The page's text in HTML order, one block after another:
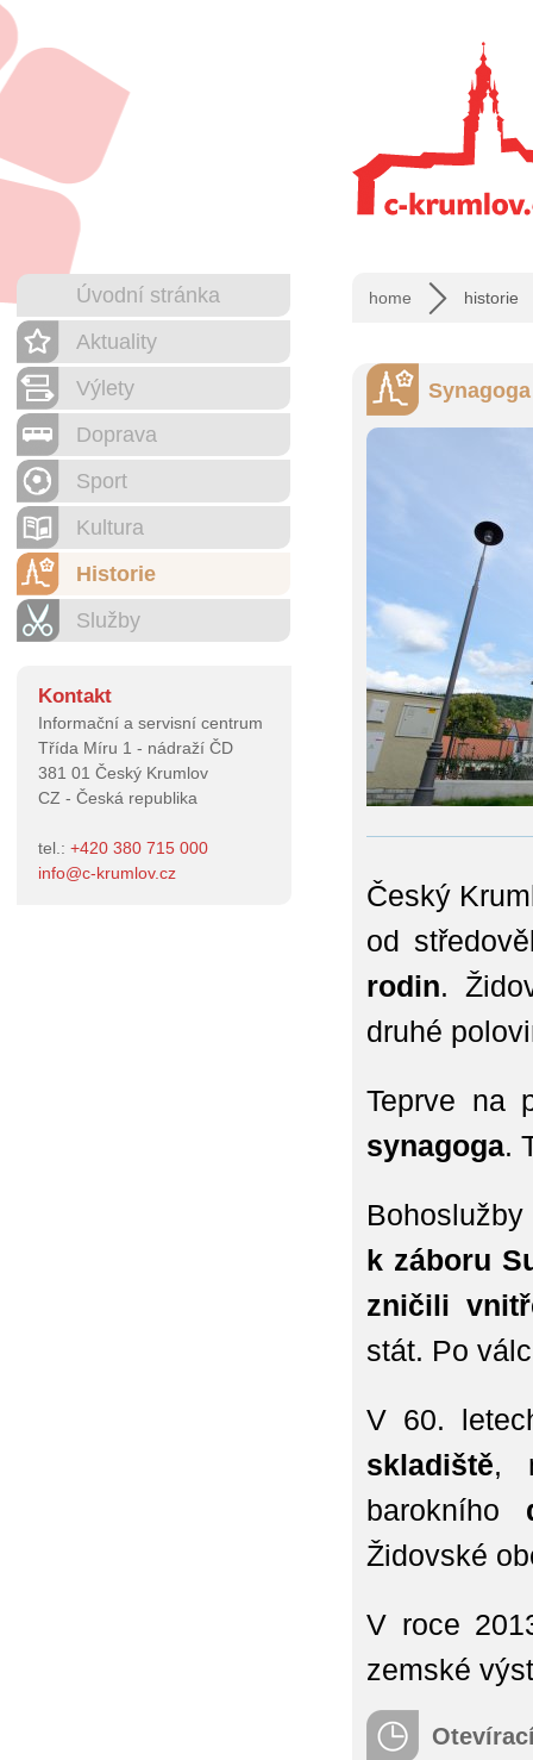
Úvodní stránka
Aktuality
Výlety
Doprava
Sport
Kultura
Historie
Služby
Kontakt
Informační a servisní centrum
Třída Míru 1 - nádraží ČD
381 01 Český Krumlov
CZ - Česká republika
tel.: +420 380 715 000
info@c-krumlov.cz
home historie
Synagoga
Český
od
rodin.
druhé
Teprve na
synagoga.
k záboru
zničili
stát. Po
V 60.
skladiště,
barokního
Židovské
V roce
zemské